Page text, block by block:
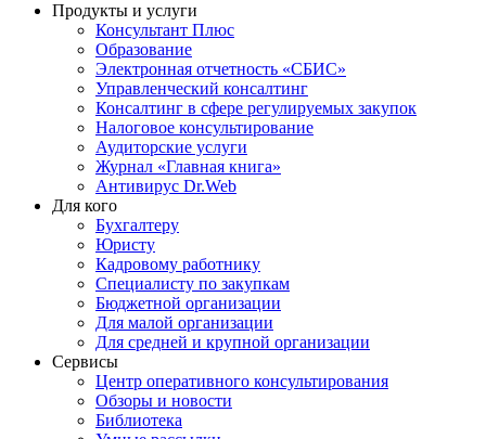
Продукты и услуги
Консультант Плюс
Образование
Электронная отчетность «СБИС»
Управленческий консалтинг
Консалтинг в сфере регулируемых закупок
Налоговое консультирование
Аудиторские услуги
Журнал «Главная книга»
Антивирус Dr.Web
Для кого
Бухгалтеру
Юристу
Кадровому работнику
Специалисту по закупкам
Бюджетной организации
Для малой организации
Для средней и крупной организации
Сервисы
Центр оперативного консультирования
Обзоры и новости
Библиотека